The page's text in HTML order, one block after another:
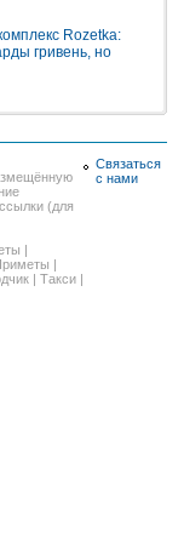
Rozetka:
гривень, но
(для
|
|
| Такси |
Связаться
с нами